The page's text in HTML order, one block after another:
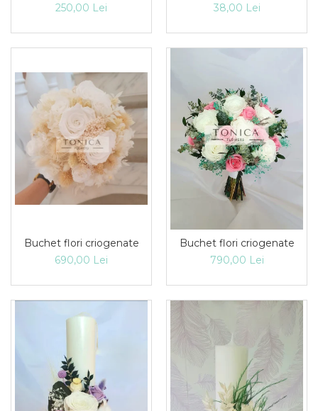
250,00 Lei
38,00 Lei
Buchet flori criogenate
690,00 Lei
Buchet flori criogenate
790,00 Lei